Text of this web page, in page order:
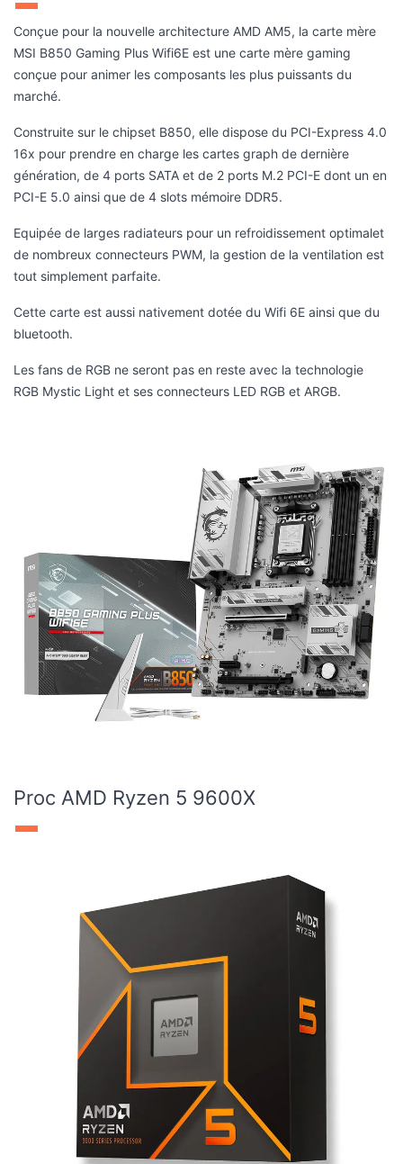
Construite sur le chipset B850, elle dispose du PCI-Express 4.0
16x pour prendre en charge les cartes graph de dernière
génération, de 4 ports SATA et de 2 ports M.2 PCI-E dont un en
Equipée de larges radiateurs pour un refroidissement optimalet
de nombreux connecteurs PWM, la gestion de la ventilation est
tout simplement parfaite.
Cette carte est aussi nativement dotée du Wifi 6E ainsi que du
bluetooth.
RGB Mystic Light et ses connecteurs LED RGB et ARGB.
Proc AMD Ryzen 5 9600X
Placez au coeur de votre configuration le processeur AMD